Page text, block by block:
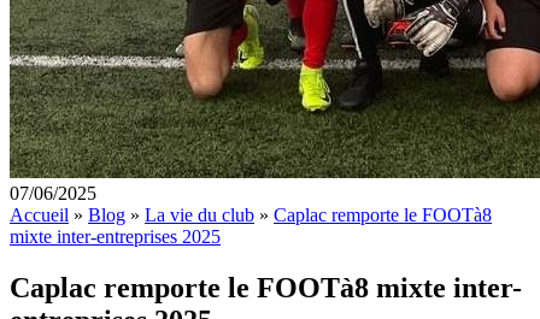
07/06/2025
Accueil » Blog » La vie du club » Caplac remporte le FOOTà8
mixte inter-entreprises 2025
Caplac remporte le FOOTà8 mixte inter-